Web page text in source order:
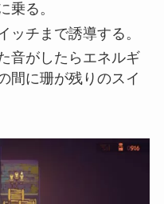
乗る。
ッチまで誘導する。
音がしたらエネルギ
間に珊が残りのスイ